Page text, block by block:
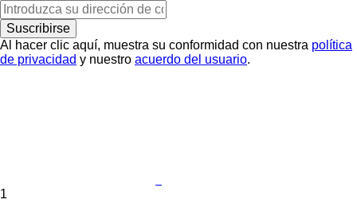
Suscribirse
Al hacer clic aquí, muestra su conformidad con nuestra política
de privacidad y nuestro acuerdo del usuario.
1